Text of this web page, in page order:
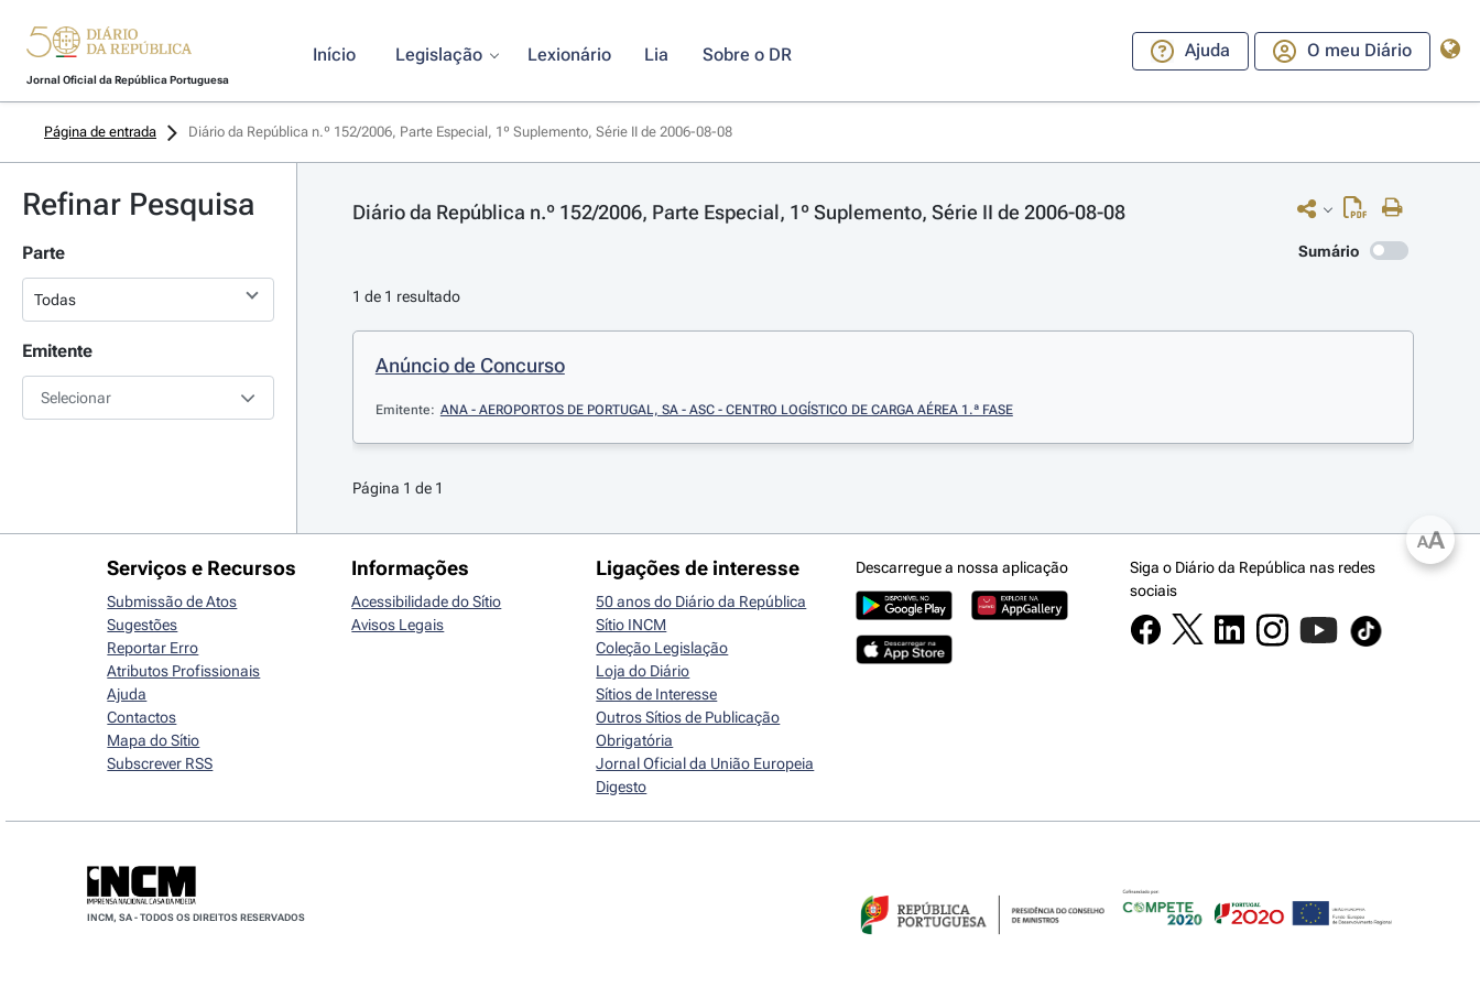
Jornal Oficial da República Portuguesa
Início Legislação Lexionário Lia Sobre o DR Ajuda O meu Diário
Página de entrada Diário da República n.º 152/2006, Parte Especial, 1º Suplemento, Série II de 2006-08-08
Refinar Pesquisa
Parte
Emitente
Selecionar
Diário da República n.º 152/2006, Parte Especial, 1º Suplemento, Série II de 2006-08-08
Sumário
1 de 1 resultado
Anúncio de Concurso
Emitente: ANA - AEROPORTOS DE PORTUGAL, SA - ASC - CENTRO LOGÍSTICO DE CARGA AÉREA 1.ª FASE
Página 1 de 1
AA
Serviços e Recursos
Submissão de Atos
Sugestões
Reportar Erro
Atributos Profissionais
Ajuda
Contactos
Mapa do Sítio
Subscrever RSS
Informações
Acessibilidade do Sítio
Avisos Legais
Ligações de interesse
50 anos do Diário da República
Sítio INCM
Coleção Legislação
Loja do Diário
Sítios de Interesse
Outros Sítios de Publicação
Obrigatória
Jornal Oficial da União Europeia
Digesto
Descarregue a nossa aplicação
Siga o Diário da República nas redes
sociais
INCM, SA - TODOS OS DIREITOS RESERVADOS